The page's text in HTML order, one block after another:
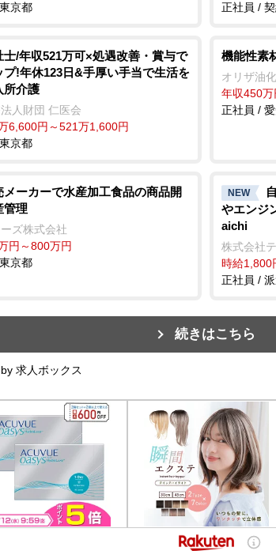
京都
正社員 /
士/年収521万可×処遇改善・賞与で
プ!年休123日&手厚い手当で生活を
所介護
人財団 仁医会
6,600円～521万1,600円
京都
機能性素
オリザ油
年収450万
正社員 /
メーカーで水産加工食品の商品開
管理
ズ株式会社
円～800万円
京都
NEW
エンジン
aichi
株式会社
時給1,800
正社員 /
続きはこちら
求人ボックス